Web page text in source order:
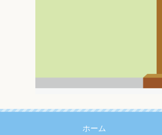
ホーム